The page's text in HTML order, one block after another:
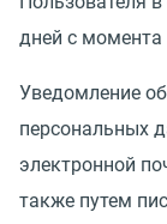
дней с момента
Уведомление
персональных
электронной
также путем